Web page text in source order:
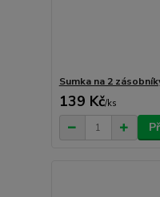
Sumka na 2
139 Kč/ks